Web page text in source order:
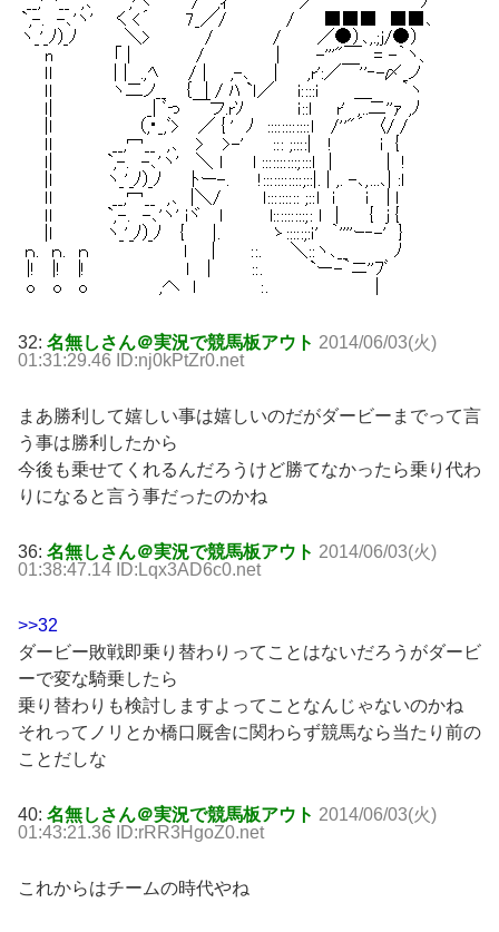
32: 名無しさん＠実況で競馬板アウト 2014/06/03(火)
01:31:29.46 ID:nj0kPtZr0.net
まあ勝利して嬉しい事は嬉しいのだがダービーまでって言
う事は勝利したから
今後も乗せてくれるんだろうけど勝てなかったら乗り代わ
りになると言う事だったのかね
36: 名無しさん＠実況で競馬板アウト 2014/06/03(火)
01:38:47.14 ID:Lqx3AD6c0.net
>>32
ダービー敗戦即乗り替わりってことはないだろうがダービ
ーで変な騎乗したら
乗り替わりも検討しますよってことなんじゃないのかね
それってノリとか橋口厩舎に関わらず競馬なら当たり前の
ことだしな
40: 名無しさん＠実況で競馬板アウト 2014/06/03(火)
01:43:21.36 ID:rRR3HgoZ0.net
これからはチームの時代やね